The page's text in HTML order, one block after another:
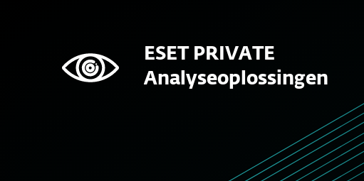
ESET PRIVATE
Analyseoplossingen